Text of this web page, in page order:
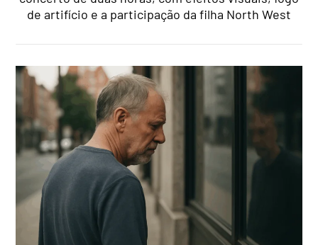
de artifício e a participação da filha North West